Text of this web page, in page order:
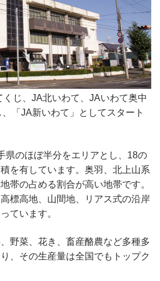
じ、JA北いわて、JAいわて奥中
「JA新いわて」としてスタート
県のほぼ半分をエリアとし、18の
を有しています。奥羽、北上山系
帯の占める割合が高い地帯です。
標高地、山間地、リアス式の沿岸
ています。
野菜、花き、畜産酪農など多種多
、その生産量は全国でもトップク